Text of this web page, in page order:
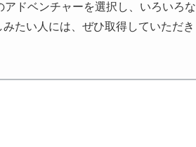
ドベンチャーを選択し、いろいろな
たい人には、ぜひ取得していただき